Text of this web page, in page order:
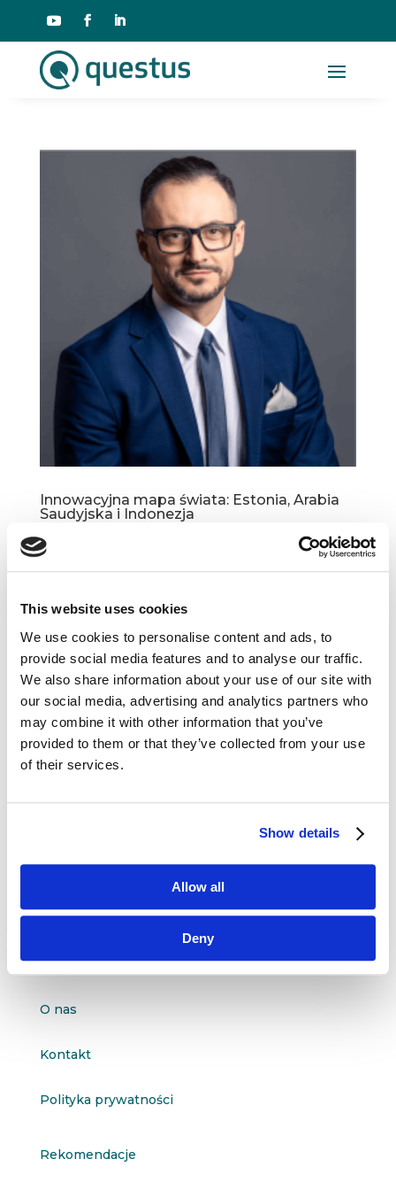
This website uses cookies
We use cookies to personalise content and ads, to
provide social media features and to analyse our traffic.
We also share information about your use of our site with
our social media, advertising and analytics partners who
may combine it with other information that you’ve
provided to them or that they’ve collected from your use
of their services.
Show details
Allow all
Deny
Innowacyjna mapa świata: Estonia, Arabia
Saudyjska i Indonezja
Spójrzmy na globus. W poszukiwaniu innowacji
na wprost naszych oczu ukazały się Stany
Zjednoczone, Kalifornia i Dolina Santa Clara,
zwana powszechnie Krzemową. Komputeryzacja
i unowocześnianie...
Dane kontaktowe
ul. Organizacji WiN 83/7
 601 098 038
questus@questus.pl
O nas
Kontakt
Polityka prywatności
Rekomendacje